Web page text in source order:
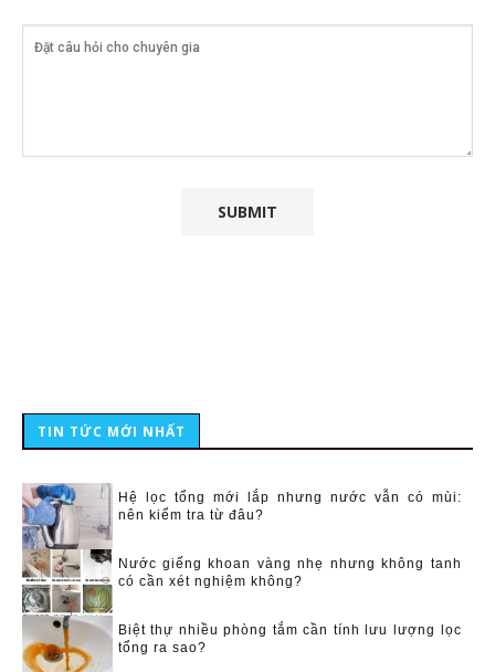
TIN TỨC MỚI NHẤT
Hệ lọc tổng mới lắp nhưng nước vẫn có mùi:
nên kiểm tra từ đâu?
Nước giếng khoan vàng nhẹ nhưng không tanh
có cần xét nghiệm không?
Biệt thự nhiều phòng tắm cần tính lưu lượng lọc
tổng ra sao?